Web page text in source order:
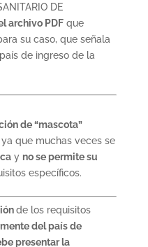
DE
archivo PDFque
su caso, que señala
de ingreso de la
de “mascota”
ya que muchas veces se
y no se permite su
específicos.
de los requisitos
del país de
presentar la